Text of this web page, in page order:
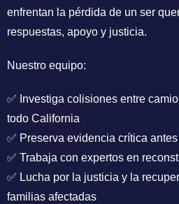
enfrentan la pérdida de un ser
respuestas, apoyo y justicia.
Nuestro equipo:
✅ Investiga colisiones entre
todo California
✅ Preserva evidencia crítica
✅ Trabaja con expertos en
✅ Lucha por la justicia y la
familias afectadas